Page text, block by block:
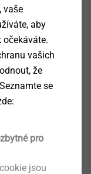
vaše
aby
vašich
že
se
pro
jsou